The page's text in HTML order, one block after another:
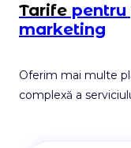
Tarife
marketing
Oferim mai multe
complexă a